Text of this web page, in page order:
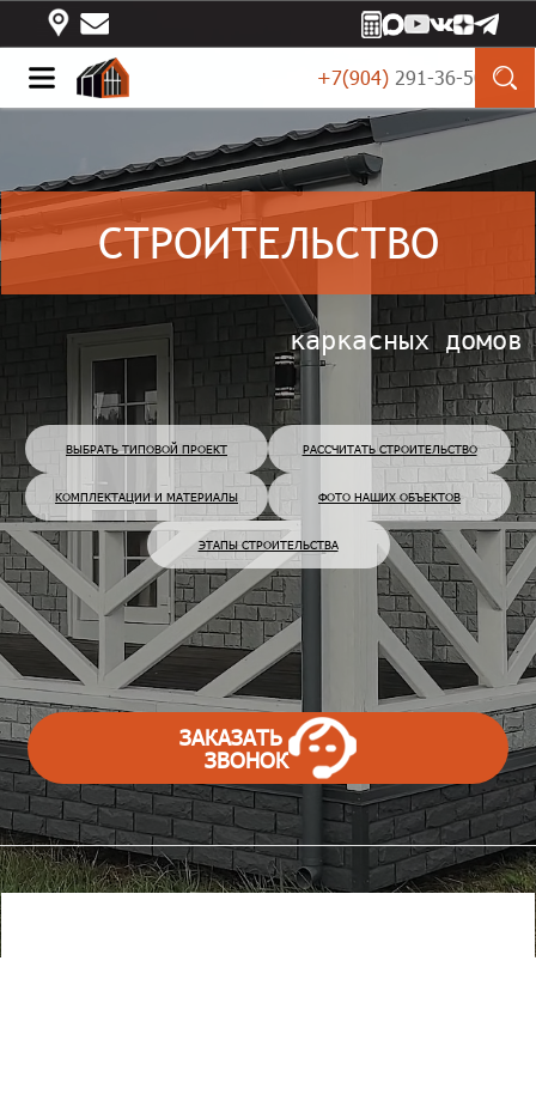
+7(904) 291-36-50
СТРОИТЕЛЬСТВО
каркасных домов
ВЫБРАТЬ ТИПОВОЙ ПРОЕКТ РАССЧИТАТЬ СТРОИТЕЛЬСТВО
КОМПЛЕКТАЦИИ И МАТЕРИАЛЫ ФОТО НАШИХ ОБЪЕКТОВ
ЭТАПЫ СТРОИТЕЛЬСТВА
ЗАКАЗАТЬ
ЗВОНОК